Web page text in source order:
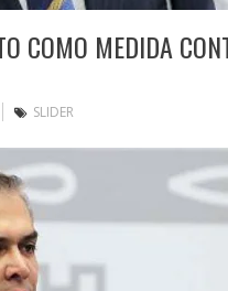
COMO MEDIDA
SLIDER